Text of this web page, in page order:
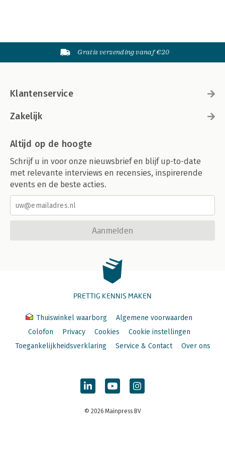
Gratis verzending vanaf €20
Klantenservice
Zakelijk
Altijd op de hoogte
Schrijf u in voor onze nieuwsbrief en blijf up-to-date
met relevante interviews en recensies, inspirerende
events en de beste acties.
Aanmelden
PRETTIG KENNIS MAKEN
Thuiswinkel waarborg
Algemene voorwaarden
Colofon
Privacy Cookies
Cookie instellingen
Toegankelijkheidsverklaring
Service & Contact Over ons
© 2026 Mainpress BV